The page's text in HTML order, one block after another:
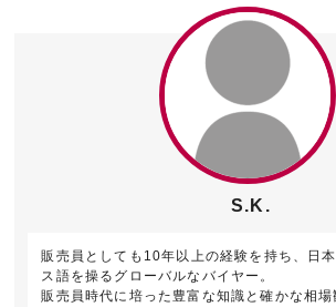
S.K.
販売員としても10年以上の経験を持ち、日
ス語を操るグローバルなバイヤー。
販売員時代に培った豊富な知識と確かな相